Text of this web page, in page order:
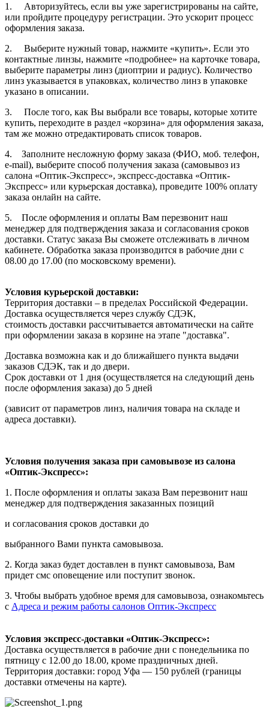
1. Авторизуйтесь, если вы уже зарегистрированы на сайте,
или пройдите процедуру регистрации. Это ускорит процесс
оформления заказа.
2. Выберите нужный товар, нажмите «купить». Если это
контактные линзы, нажмите «подробнее» на карточке товара,
выберите параметры линз (диоптрии и радиус). Количество
линз указывается в упаковках, количество линз в упаковке
указано в описании.
3. После того, как Вы выбрали все товары, которые хотите
купить, переходите в раздел «корзина» для оформления заказа,
там же можно отредактировать список товаров.
4. Заполните несложную форму заказа (ФИО, моб. телефон,
e-mail), выберите способ получения заказа (самовывоз из
салона «Оптик-Экспресс», экспресс-доставка «Оптик-
Экспресс» или курьерская доставка), проведите 100% оплату
заказа онлайн на сайте.
5. После оформления и оплаты Вам перезвонит наш
менеджер для подтверждения заказа и согласования сроков
доставки. Статус заказа Вы сможете отслеживать в личном
кабинете. Обработка заказа производится в рабочие дни с
08.00 до 17.00 (по московскому времени).
Условия курьерской доставки:
Территория доставки – в пределах Российской Федерации.
Доставка осуществляется через службу СДЭК,
стоимость доставки рассчитывается автоматически на сайте
при оформлении заказа в корзине на этапе "доставка".
Доставка возможна как и до ближайшего пункта выдачи
заказов СДЭК, так и до двери.
Срок доставки от 1 дня (осуществляется на следующий день
после оформления заказа) до 5 дней
(зависит от параметров линз, наличия товара на складе и
адреса доставки).
Условия получения заказа при самовывозе из салона
«Оптик-Экспресс»:
1. После оформления и оплаты заказа Вам перезвонит наш
менеджер для подтверждения заказанных позиций
и согласования сроков доставки до
выбранного Вами пункта самовывоза.
2. Когда заказ будет доставлен в пункт самовывоза, Вам
придет смс оповещение или поступит звонок.
3. Чтобы выбрать удобное время для самовывоза, ознакомьтесь
с Адреса и режим работы салонов Оптик-Экспресс
Условия экспресс-доставки «Оптик-Экспресс»:
Доставка осуществляется в рабочие дни с понедельника по
пятницу с 12.00 до 18.00, кроме праздничных дней.
Территория доставки: город Уфа — 150 рублей (границы
доставки отмечены на карте).